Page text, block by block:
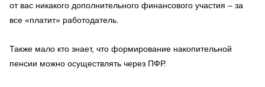
от вас никакого дополнительного финансового участия – за
все «платит» работодатель.
Также мало кто знает, что формирование накопительной
пенсии можно осуществлять через ПФР.